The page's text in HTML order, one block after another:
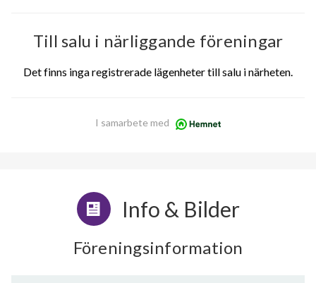
Till salu i närliggande föreningar
Det finns inga registrerade lägenheter till salu i närheten.
I samarbete med
Info & Bilder
Föreningsinformation